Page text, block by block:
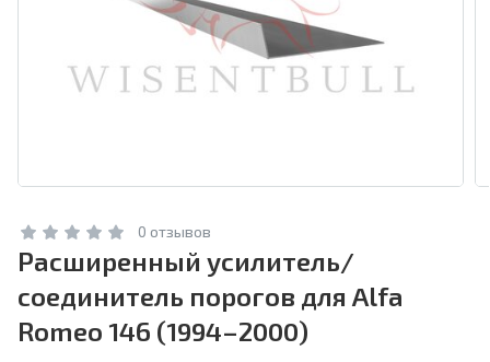
0 отзывов
Расширенный усилитель/
соединитель порогов для Alfa
Romeo 146 (1994–2000)